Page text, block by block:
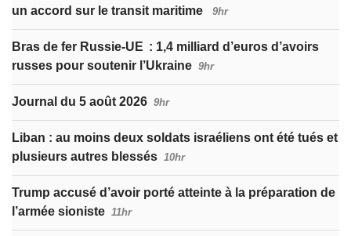
un accord sur le transit maritime
9hr
Bras de fer Russie-UE : 1,4 milliard d’euros d’avoirs
russes pour soutenir l’Ukraine 9hr
Journal du 5 août 2026 9hr
Liban : au moins deux soldats israéliens ont été tués et
plusieurs autres blessés 10hr
Trump accusé d’avoir porté atteinte à la préparation de
l’armée sioniste 11hr